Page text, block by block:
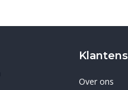
Over ons